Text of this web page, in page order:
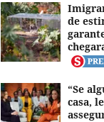
de
“Se
casa,